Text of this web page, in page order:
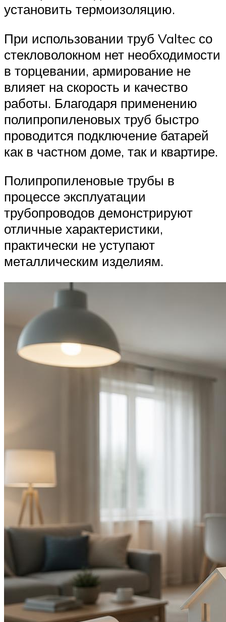
установить термоизоляцию.
При использовании труб Valtec со
стекловолокном нет необходимости
в торцевании, армирование не
влияет на скорость и качество
работы. Благодаря применению
полипропиленовых труб быстро
проводится подключение батарей
как в частном доме, так и квартире.
Полипропиленовые трубы в
процессе эксплуатации
трубопроводов демонстрируют
отличные характеристики,
практически не уступают
металлическим изделиям.